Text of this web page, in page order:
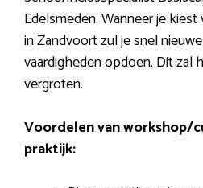
Edelsmeden. Wanneer je
in Zandvoort zul je snel
vaardigheden opdoen. Dit zal
vergroten.
Voordelen van workshop/
praktijk: